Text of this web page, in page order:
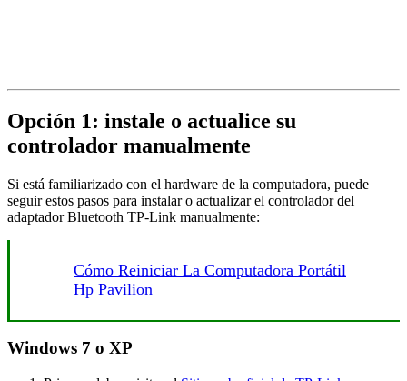
Opción 1: instale o actualice su
controlador manualmente
Si está familiarizado con el hardware de la computadora, puede
seguir estos pasos para instalar o actualizar el controlador del
adaptador Bluetooth TP-Link manualmente:
Cómo Reiniciar La Computadora Portátil
Hp Pavilion
Windows 7 o XP